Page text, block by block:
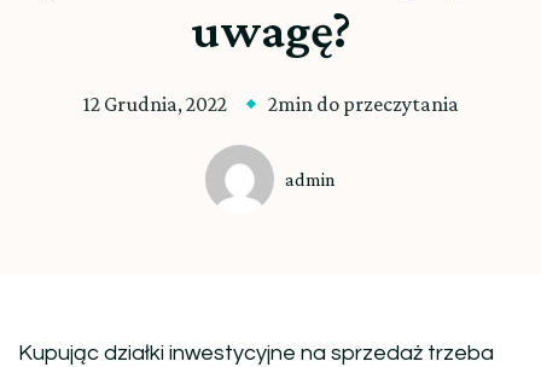
uwagę?
12 Grudnia, 2022 2min do przeczytania
admin
Kupując działki inwestycyjne na sprzedaż trzeba